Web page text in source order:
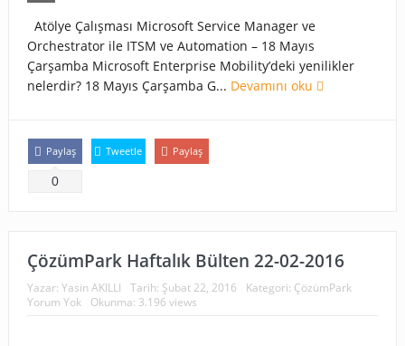
Atölye Çalışması Microsoft Service Manager ve
Orchestrator ile ITSM ve Automation – 18 Mayıs
Çarşamba Microsoft Enterprise Mobility’deki yenilikler
nelerdir? 18 Mayıs Çarşamba G... Devamını oku
Paylaş
0
Tweetle Paylaş
ÇözümPark Haftalık Bülten 22-02-2016
Yazar: Yasin AKILLI Tarih: Şubat 22, 2016 Kategori: ÇözümPark
Yorum Yok
Okunma: 3.196 views